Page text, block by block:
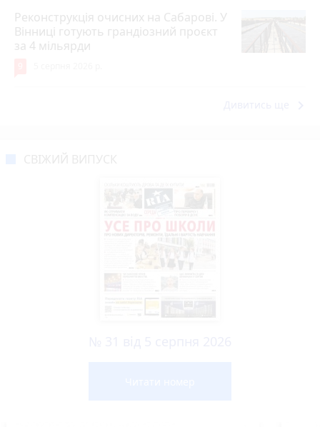
Реконструкція очисних на Сабарові. У
Вінниці готують грандіозний проєкт
за 4 мільярди